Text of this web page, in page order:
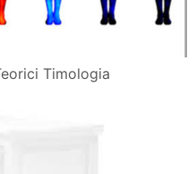
Timologia